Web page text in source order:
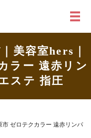
メ
美容室hers｜
ラー 遠赤リン
ステ 指圧
市 ゼロテクカラー 遠赤リンパ